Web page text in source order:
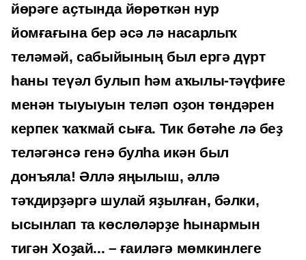
йөрәге аҫтында йөрөткән нур
йомғағына бер әсә лә насарлыҡ
теләмәй, сабыйының был ергә дүрт
һаны теүәл булып һәм аҡылы-тәүфиғе
менән тыуыуын теләп оҙон төндәрен
керпек ҡаҡмай сыға. Тик бөтәһе лә беҙ
теләгәнсә генә булһа икән был
донъяла! Әллә яңылыш, әллә
тәҡдирҙәргә шулай яҙылған, бәлки,
ысынлап та көслөләрҙе һынармын
тигән Хоҙай... – ғаиләгә мөмкинлеге